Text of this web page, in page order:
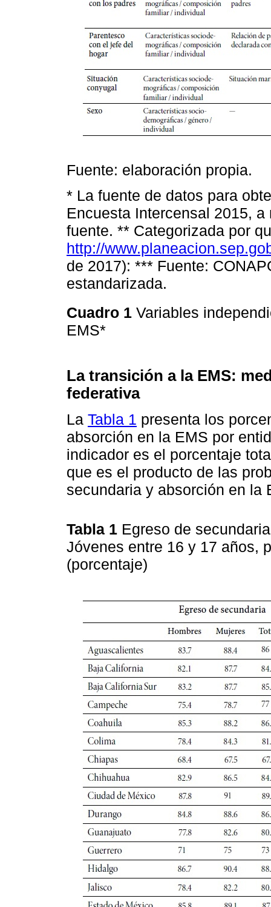
Fuente: elaboración propia.
* La fuente de datos para
Encuesta Intercensal 2015,
fuente. ** Categorizada por
http://
de 2017): *** Fuente:
estandarizada.
Cuadro 1 Variables
EMS*
La transición a la EMS:
federativa
La Tabla 1 presenta los
absorción en la EMS por
indicador es el porcentaje
que es el producto de las
secundaria y absorción en la
Tabla 1 Egreso de
Jóvenes entre 16 y 17 años,
(porcentaje)